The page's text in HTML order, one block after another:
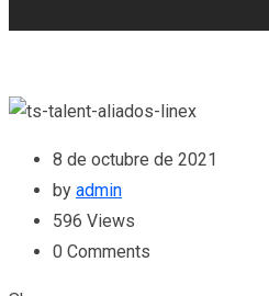
8 de octubre de 2021
by admin
596 Views
0 Comments